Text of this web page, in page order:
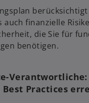
auch finanzielle
die Sie für
benötigen.
Verantwortliche:
Practices